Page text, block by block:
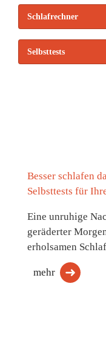
Schlafrechner
Selbsttests
Besser schlafen
Selbsttests für
Eine unruhige
geräderter
erholsamen
mehr